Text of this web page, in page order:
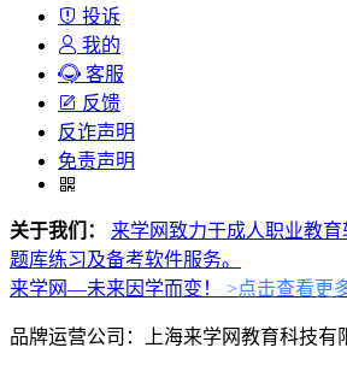
投诉
我的
客服
反馈
反诈声明
免责声明
关于我们：
来学网致力于成人职业教
题库练习及备考软件服务。
来学网—未来因学而变！
>点击查看更
品牌运营公司：上海来学网教育科技有